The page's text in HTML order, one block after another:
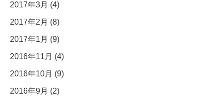
2017年3月 (4)
2017年2月 (8)
2017年1月 (9)
2016年11月 (4)
2016年10月 (9)
2016年9月 (2)